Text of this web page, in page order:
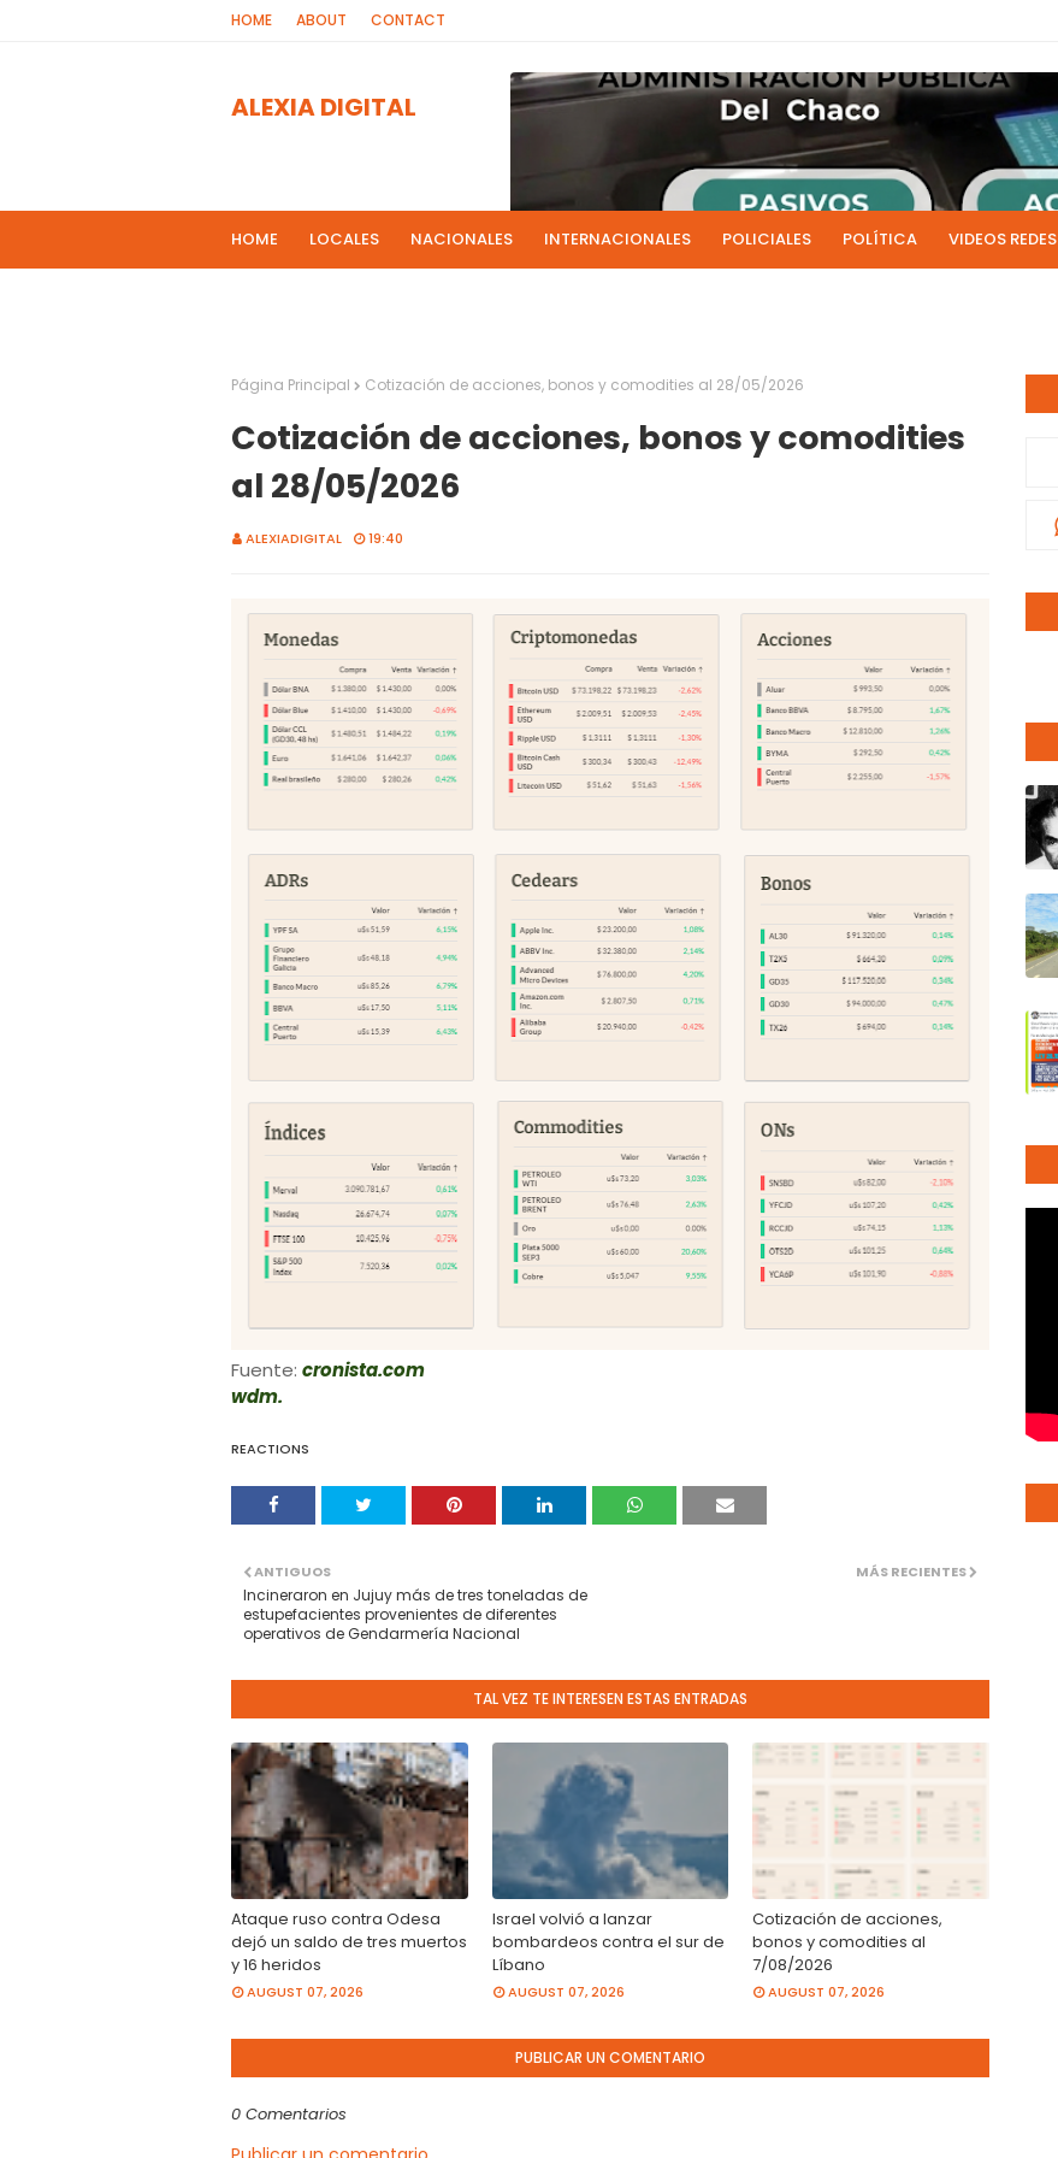
HOME ABOUT CONTACT
ALEXIA DIGITAL
HOME LOCALES NACIONALES INTERNACIONALES POLICIALES POLÍTICA VIDEOS REDES
Página Principal Cotización de acciones, bonos y comodities al 28/05/2026
Cotización de acciones, bonos y comodities
al 28/05/2026
ALEXIADIGITAL 19:40
Fuente: cronista.com
wdm.
REACTIONS
MÁS RECIENTES
ANTIGUOS
Incineraron en Jujuy más de tres toneladas de
estupefacientes provenientes de diferentes
operativos de Gendarmería Nacional
TAL VEZ TE INTERESEN ESTAS ENTRADAS
Ataque ruso contra Odesa
dejó un saldo de tres muertos
y 16 heridos
AUGUST 07, 2026
Israel volvió a lanzar
bombardeos contra el sur de
Líbano
AUGUST 07, 2026
Cotización de acciones,
bonos y comodities al
7/08/2026
AUGUST 07, 2026
PUBLICAR UN COMENTARIO
0 Comentarios